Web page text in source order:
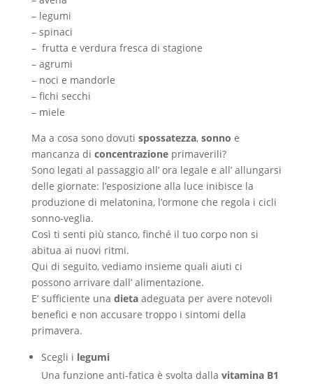
– legumi
– spinaci
– frutta e verdura fresca di stagione
– agrumi
– noci e mandorle
– fichi secchi
– miele
Ma a cosa sono dovuti spossatezza, sonno e
mancanza di concentrazione primaverili?
Sono legati al passaggio all’ ora legale e all’ allungarsi
delle giornate: l’esposizione alla luce inibisce la
produzione di melatonina, l’ormone che regola i cicli
sonno-veglia.
Così ti senti più stanco, finché il tuo corpo non si
abitua ai nuovi ritmi.
Qui di seguito, vediamo insieme quali aiuti ci
possono arrivare dall’ alimentazione.
E’ sufficiente una dietaadeguata per avere notevoli
benefici e non accusare troppo i sintomi della
primavera.
Scegli i legumi
Una funzione anti-fatica è svolta dalla vitamina B1